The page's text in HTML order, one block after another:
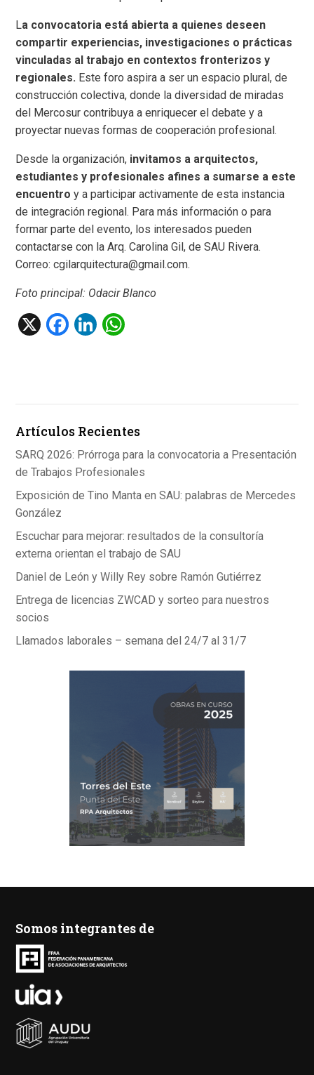
La convocatoria está abierta a quienes deseen
compartir experiencias, investigaciones o prácticas
vinculadas al trabajo en contextos fronterizos y
regionales. Este foro aspira a ser un espacio plural, de
construcción colectiva, donde la diversidad de miradas
del Mercosur contribuya a enriquecer el debate y a
proyectar nuevas formas de cooperación profesional.
Desde la organización, invitamos a arquitectos,
estudiantes y profesionales afines a sumarse a este
encuentro y a participar activamente de esta instancia
de integración regional. Para más información o para
formar parte del evento, los interesados pueden
contactarse con la Arq. Carolina Gil, de SAU Rivera.
Correo: cgilarquitectura@gmail.com.
Foto principal: Odacir Blanco
X
F
o
k
Li
p
p
Artículos Recientes
SARQ 2026: Prórroga para la convocatoria a Presentación
de Trabajos Profesionales
Exposición de Tino Manta en SAU: palabras de Mercedes
González
Escuchar para mejorar: resultados de la consultoría
externa orientan el trabajo de SAU
Daniel de León y Willy Rey sobre Ramón Gutiérrez
Entrega de licencias ZWCAD y sorteo para nuestros
socios
Llamados laborales – semana del 24/7 al 31/7
Somos integrantes de